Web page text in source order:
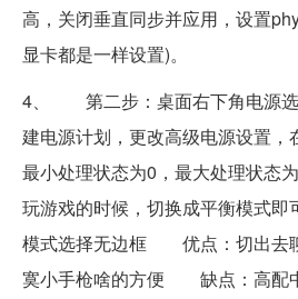
高，关闭垂直同步并应用，设置
显卡都是一样设置)。
4、 第二步：桌面右下角电源选
建电源计划，更改高级电源设置，
最小处理状态为0，最大处理状态
玩游戏的时候，切换成平衡模式
模式选择无边框 优点：切出去
寞小手枪啥的方便 缺点：高配